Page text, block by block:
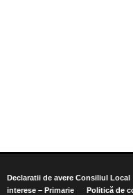
Declaratii de avere Consiliul Local
interese – Primarie
Politică de